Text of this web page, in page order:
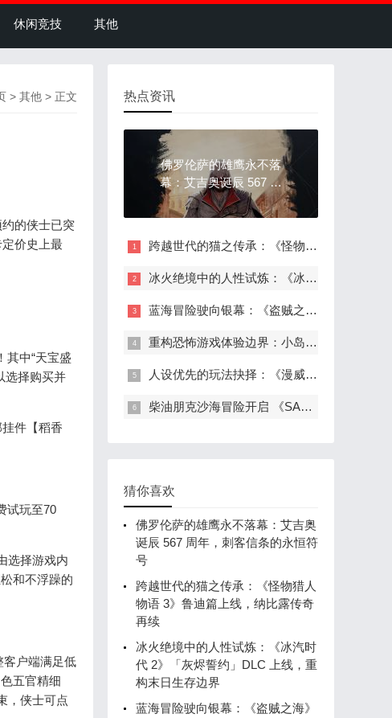
休闲竞技 其他
> 其他 > 正文
的侠士已突
价史上最
中“天宝盛
选择购买并
件【稻香
试玩至70
选择游戏内
和不浮躁的
户端满足低
五官精细
，侠士可点
热点资讯
佛罗伦萨的雄鹰永不落
幕：艾吉奥诞辰 567 周
年，刺客信条的永恒符
号
跨越世代的猫之传承：《怪物猎人物语 3》鲁迪篇上线，纳比露传奇再续
冰火绝境中的人性试炼：《冰汽时代 2》「灰烬誓约」DLC 上线，重构末日生存边界
蓝海冒险驶向银幕：《盗贼之海》真人电影官宣，Xbox 25 周年开启影视化新棋局
重构恐怖游戏体验边界：小岛秀夫《OD》新情报曝光，破解品类两难困境
人设优先的玩法抉择：《漫威金刚狼》宽线性设计背后的创作逻辑
柴油朋克沙海冒险开启 《SAND》Steam 抢先体验：移动要塞重构撤离射击玩法
猜你喜欢
佛罗伦萨的雄鹰永不落幕：艾吉奥
诞辰 567 周年，刺客信条的永恒符
号
跨越世代的猫之传承：《怪物猎人
物语 3》鲁迪篇上线，纳比露传奇
再续
冰火绝境中的人性试炼：《冰汽时
代 2》「灰烬誓约」DLC 上线，重
构末日生存边界
蓝海冒险驶向银幕：《盗贼之海》